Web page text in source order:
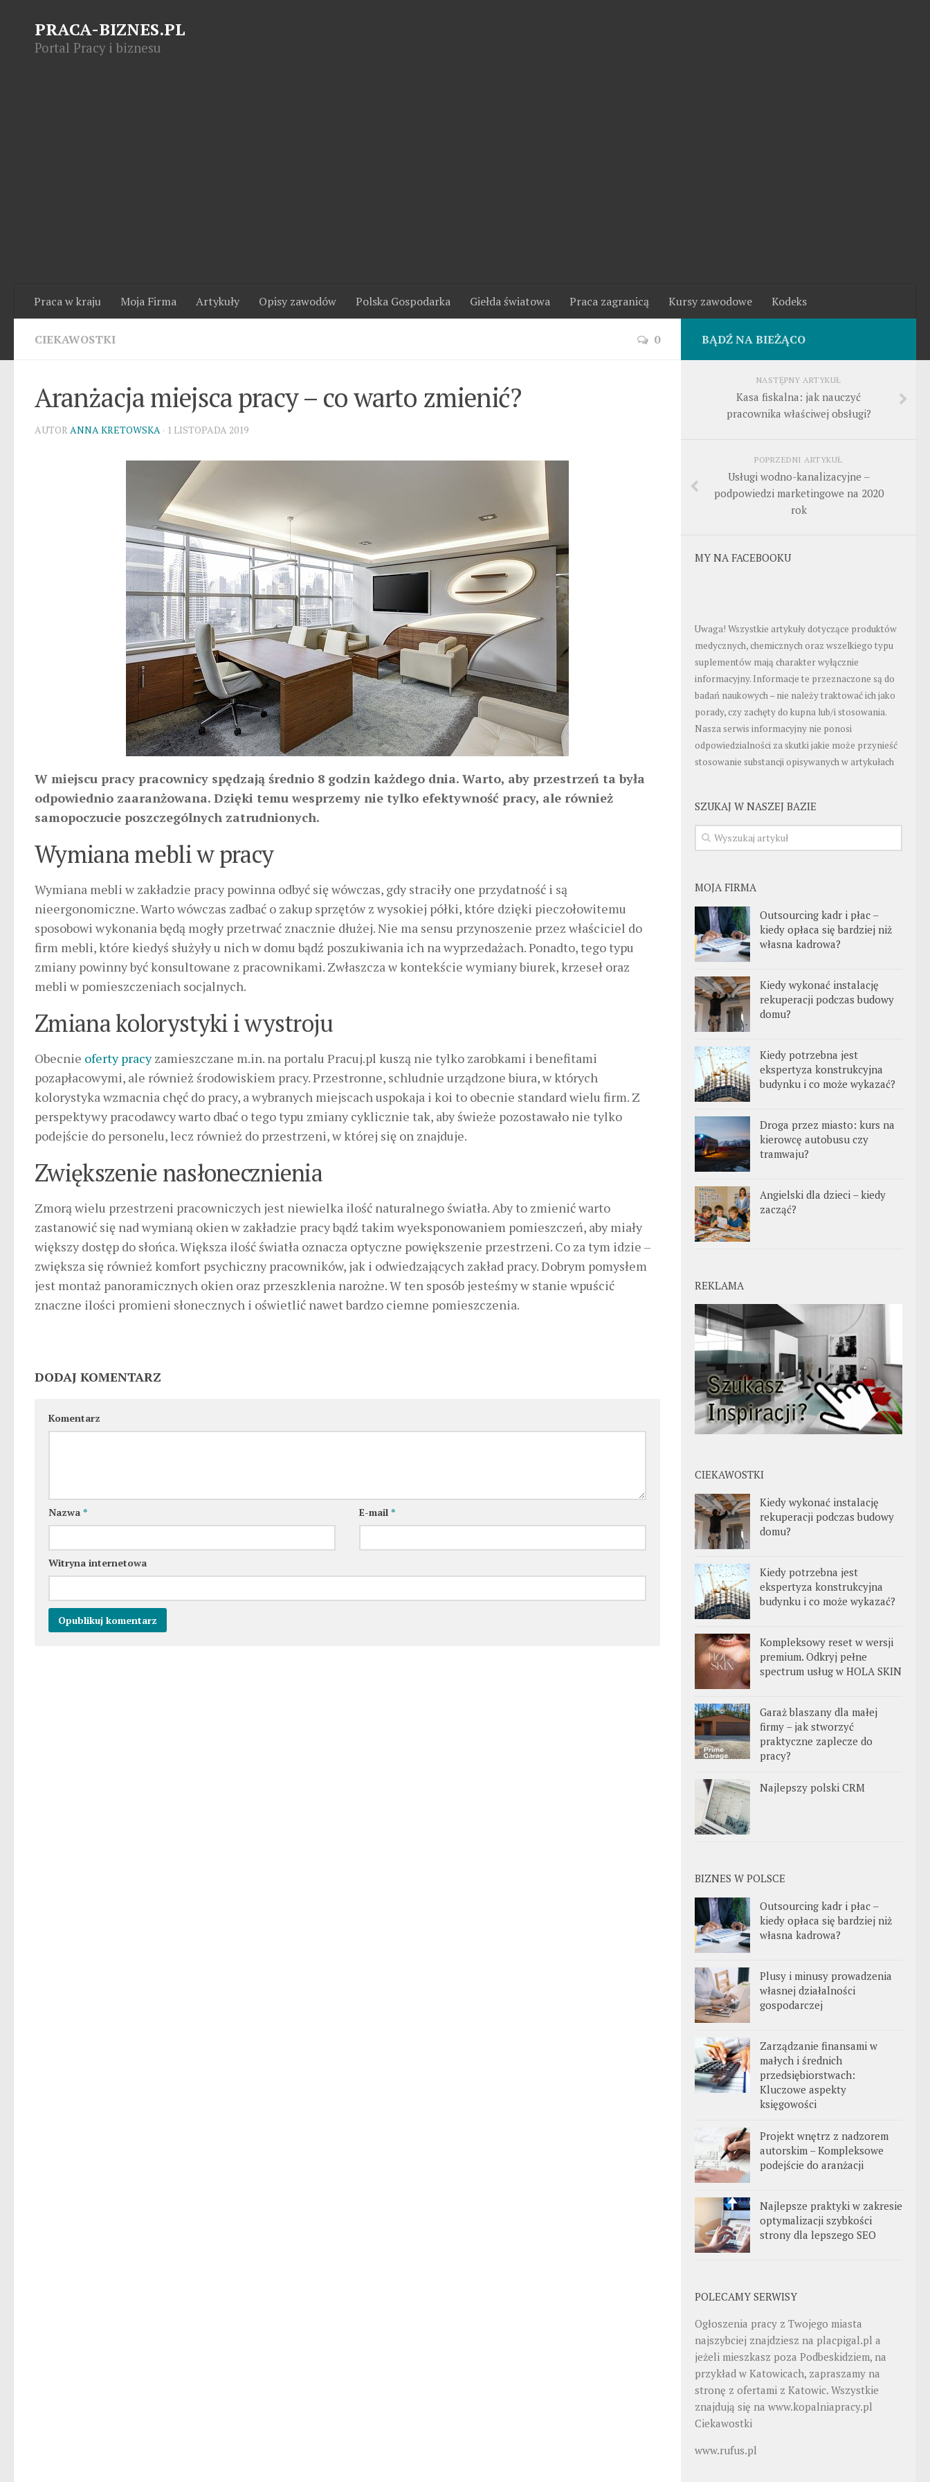
PRACA-BIZNES.PL
Portal Pracy i biznesu
Praca w kraju Moja Firma Artykuły Opisy zawodów Polska Gospodarka Giełda światowa Praca zagranicą Kursy zawodowe Kodeks
CIEKAWOSTKI 0
Aranżacja miejsca pracy – co warto zmienić?
AUTOR ANNA KRETOWSKA · 1 LISTOPADA 2019
W miejscu pracy pracownicy spędzają średnio 8 godzin każdego dnia. Warto, aby przestrzeń ta była
odpowiednio zaaranżowana. Dzięki temu wesprzemy nie tylko efektywność pracy, ale również
samopoczucie poszczególnych zatrudnionych.
Wymiana mebli w pracy
Wymiana mebli w zakładzie pracy powinna odbyć się wówczas, gdy straciły one przydatność i są
nieergonomiczne. Warto wówczas zadbać o zakup sprzętów z wysokiej półki, które dzięki pieczołowitemu
sposobowi wykonania będą mogły przetrwać znacznie dłużej. Nie ma sensu przynoszenie przez właściciel do
firm mebli, które kiedyś służyły u nich w domu bądź poszukiwania ich na wyprzedażach. Ponadto, tego typu
zmiany powinny być konsultowane z pracownikami. Zwłaszcza w kontekście wymiany biurek, krzeseł oraz
mebli w pomieszczeniach socjalnych.
Zmiana kolorystyki i wystroju
Obecnie oferty pracyzamieszczane m.in. na portalu Pracuj.pl kuszą nie tylko zarobkami i benefitami
pozapłacowymi, ale również środowiskiem pracy. Przestronne, schludnie urządzone biura, w których
kolorystyka wzmacnia chęć do pracy, a wybranych miejscach uspokaja i koi to obecnie standard wielu firm. Z
perspektywy pracodawcy warto dbać o tego typu zmiany cyklicznie tak, aby świeże pozostawało nie tylko
podejście do personelu, lecz również do przestrzeni, w której się on znajduje.
Zwiększenie nasłonecznienia
Zmorą wielu przestrzeni pracowniczych jest niewielka ilość naturalnego światła. Aby to zmienić warto
zastanowić się nad wymianą okien w zakładzie pracy bądź takim wyeksponowaniem pomieszczeń, aby miały
większy dostęp do słońca. Większa ilość światła oznacza optyczne powiększenie przestrzeni. Co za tym idzie –
zwiększa się również komfort psychiczny pracowników, jak i odwiedzających zakład pracy. Dobrym pomysłem
jest montaż panoramicznych okien oraz przeszklenia narożne. W ten sposób jesteśmy w stanie wpuścić
znaczne ilości promieni słonecznych i oświetlić nawet bardzo ciemne pomieszczenia.
DODAJ KOMENTARZ
Komentarz
Nazwa * E-mail*
Witryna internetowa
BĄDŹ NA BIEŻĄCO
NASTĘPNY ARTYKUŁ
Kasa fiskalna: jak nauczyć
pracownika właściwej obsługi?
POPRZEDNI ARTYKUŁ
Usługi wodno-kanalizacyjne –
podpowiedzi marketingowe na 2020
rok
MY NA FACEBOOKU
Uwaga! Wszystkie artykuły dotyczące produktów
medycznych, chemicznych oraz wszelkiego typu
suplementów mają charakter wyłącznie
informacyjny. Informacje te przeznaczone są do
badań naukowych – nie należy traktować ich jako
porady, czy zachęty do kupna lub/i stosowania.
Nasza serwis informacyjny nie ponosi
odpowiedzialności za skutki jakie może przynieść
stosowanie substancji opisywanych w artykułach
SZUKAJ W NASZEJ BAZIE
MOJA FIRMA
Outsourcing kadr i płac –
kiedy opłaca się bardziej niż
własna kadrowa?
Kiedy wykonać instalację
rekuperacji podczas budowy
domu?
Kiedy potrzebna jest
ekspertyza konstrukcyjna
budynku i co może wykazać?
Droga przez miasto: kurs na
kierowcę autobusu czy
tramwaju?
Angielski dla dzieci – kiedy
zacząć?
REKLAMA
CIEKAWOSTKI
Kiedy wykonać instalację
rekuperacji podczas budowy
domu?
Kiedy potrzebna jest
ekspertyza konstrukcyjna
budynku i co może wykazać?
Kompleksowy reset w wersji
premium. Odkryj pełne
spectrum usług w HOLA SKIN
Garaż blaszany dla małej
firmy – jak stworzyć
praktyczne zaplecze do
pracy?
Najlepszy polski CRM
BIZNES W POLSCE
Outsourcing kadr i płac –
kiedy opłaca się bardziej niż
własna kadrowa?
Plusy i minusy prowadzenia
własnej działalności
gospodarczej
Zarządzanie finansami w
małych i średnich
przedsiębiorstwach:
Kluczowe aspekty
księgowości
Projekt wnętrz z nadzorem
autorskim – Kompleksowe
podejście do aranżacji
Najlepsze praktyki w zakresie
optymalizacji szybkości
strony dla lepszego SEO
POLECAMY SERWISY
Ogłoszenia pracy z Twojego miasta
najszybciej znajdziesz na placpigal.pl a
jeżeli mieszkasz poza Podbeskidziem, na
przykład w Katowicach, zapraszamy na
stronę z ofertami z Katowic. Wszystkie
znajdują się na www.kopalniapracy.pl
Ciekawostki
www.rufus.pl